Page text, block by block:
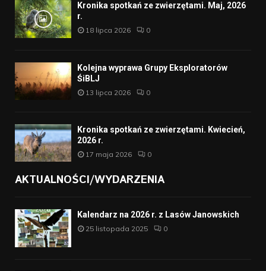
Kronika spotkań ze zwierzętami. Maj, 2026
r.
18 lipca 2026 0
Kolejna wyprawa Grupy Eksploratorów
ŚiBLJ
13 lipca 2026 0
Kronika spotkań ze zwierzętami. Kwiecień,
2026 r.
17 maja 2026 0
AKTUALNOŚCI/WYDARZENIA
Kalendarz na 2026 r. z Lasów Janowskich
25 listopada 2025 0